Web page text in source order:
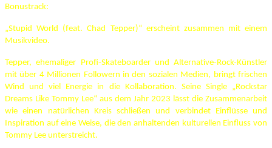
Bonustrack:
„Stupid World (feat. Chad Tepper)“ erscheint zusammen mit einem
Musikvideo.
Tepper, ehemaliger Profi-Skateboarder und Alternative-Rock-Künstler
mit über 4 Millionen Followern in den sozialen Medien, bringt frischen
Wind und viel Energie in die Kollaboration. Seine Single „Rockstar
Dreams Like Tommy Lee“ aus dem Jahr 2023 lässt die Zusammenarbeit
wie einen natürlichen Kreis schließen und verbindet Einflüsse und
Inspiration auf eine Weise, die den anhaltenden kulturellen Einfluss von
Tommy Lee unterstreicht.